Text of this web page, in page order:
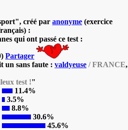
créé par anonyme (exercice
:
qui ont passé ce test :
Partager
un sans faute : valdyeuse / FRANCE,
test !"
11.4%
3.5%
8.8%
30.6%
45.6%